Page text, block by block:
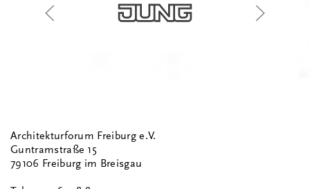
Architekturforum Freiburg e.V.
Guntramstraße 15
79106 Freiburg im Breisgau